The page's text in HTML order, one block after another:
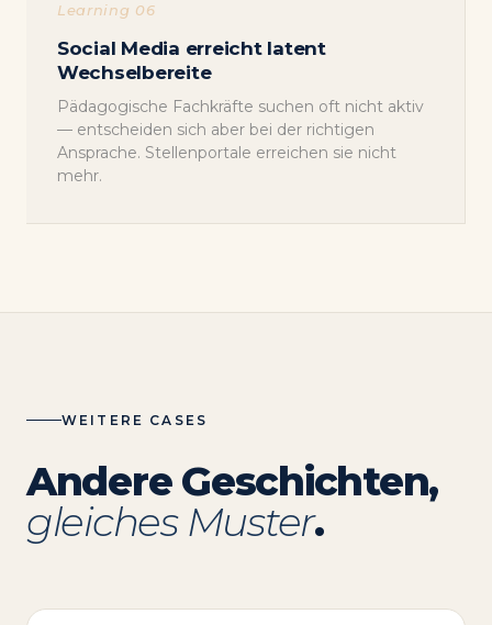
Learning 06
Social Media erreicht latent
Wechselbereite
Pädagogische Fachkräfte suchen oft nicht aktiv
— entscheiden sich aber bei der richtigen
Ansprache. Stellenportale erreichen sie nicht
mehr.
WEITERE CASES
Andere Geschichten,
gleiches Muster.